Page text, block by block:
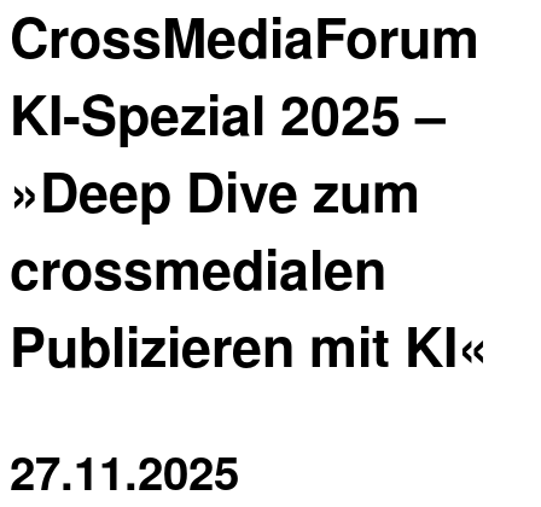
CrossMediaForum
KI-Spezial 2025 –
»Deep Dive zum
crossmedialen
Publizieren mit KI«
27.11.2025